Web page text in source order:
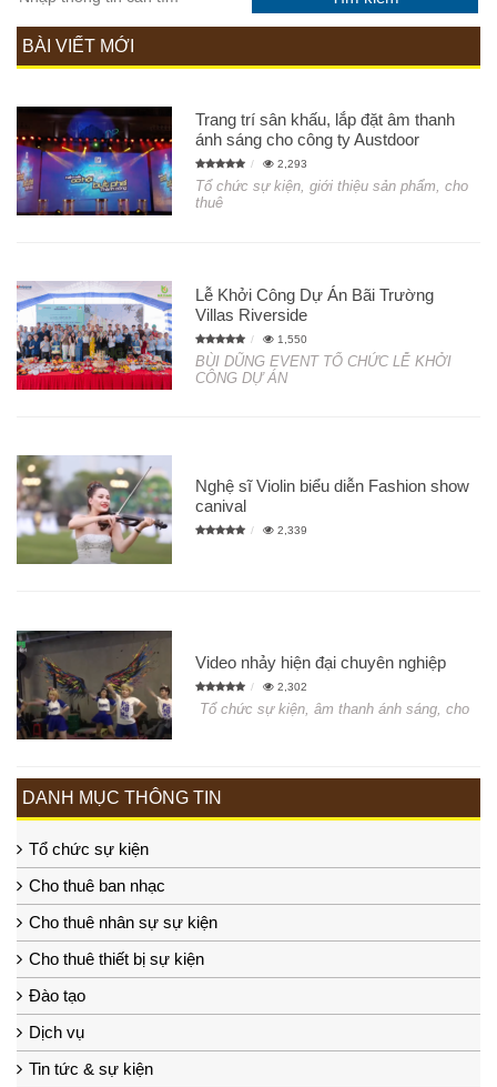
BÀI VIẾT MỚI
Trang trí sân khấu, lắp đặt âm thanh
ánh sáng cho công ty Austdoor
2,293
Tổ chức sự kiện, giới thiệu sản phẩm, cho
thuê
Lễ Khởi Công Dự Án Bãi Trường
Villas Riverside
1,550
BÙI DŨNG EVENT TỔ CHỨC LỄ KHỞI
CÔNG DỰ ÁN
Nghệ sĩ Violin biểu diễn Fashion show
canival
2,339
Video nhảy hiện đại chuyên nghiệp
2,302
Tổ chức sự kiện, âm thanh ánh sáng, cho
DANH MỤC THÔNG TIN
Tổ chức sự kiện
Cho thuê ban nhạc
Cho thuê nhân sự sự kiện
Cho thuê thiết bị sự kiện
Đào tạo
Dịch vụ
Tin tức & sự kiện